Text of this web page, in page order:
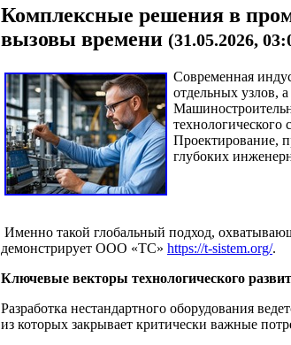
Комплексные решения в
вызовы времени (31.05.2026,
Современная
отдельных узлов,
технологического
Проектирование,
глубоких
Именно такой глобальный подход,
демонстрирует OOO «ТС» https://t-sistem.org/.
Ключевые векторы технологического
Разработка нестандартного оборудования
из которых закрывает критически важные